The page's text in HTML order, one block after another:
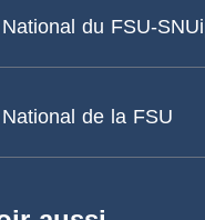
du FSU-
de la FSU